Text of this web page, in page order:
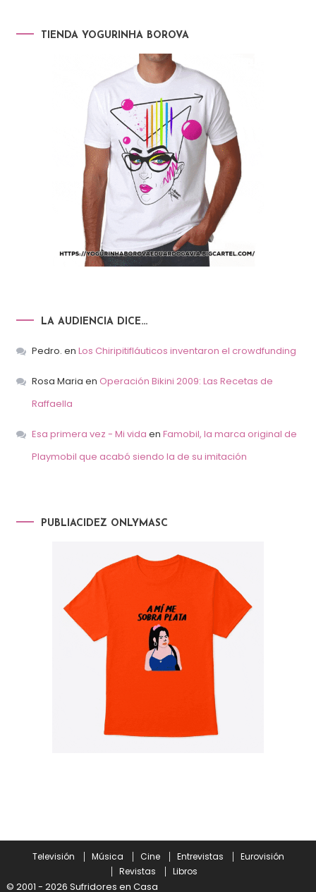
TIENDA YOGURINHA BOROVA
LA AUDIENCIA DICE…
Pedro. en Los Chiripitifláuticos inventaron el crowdfunding
Rosa Maria en Operación Bikini 2009: Las Recetas de
Raffaella
Esa primera vez - Mi vida en Famobil, la marca original de
Playmobil que acabó siendo la de su imitación
PUBLIACIDEZ ONLYMASC
Televisión Música Cine Entrevistas
Eurovisión
Revistas
Libros
© 2001 - 2026 Sufridores en Casa